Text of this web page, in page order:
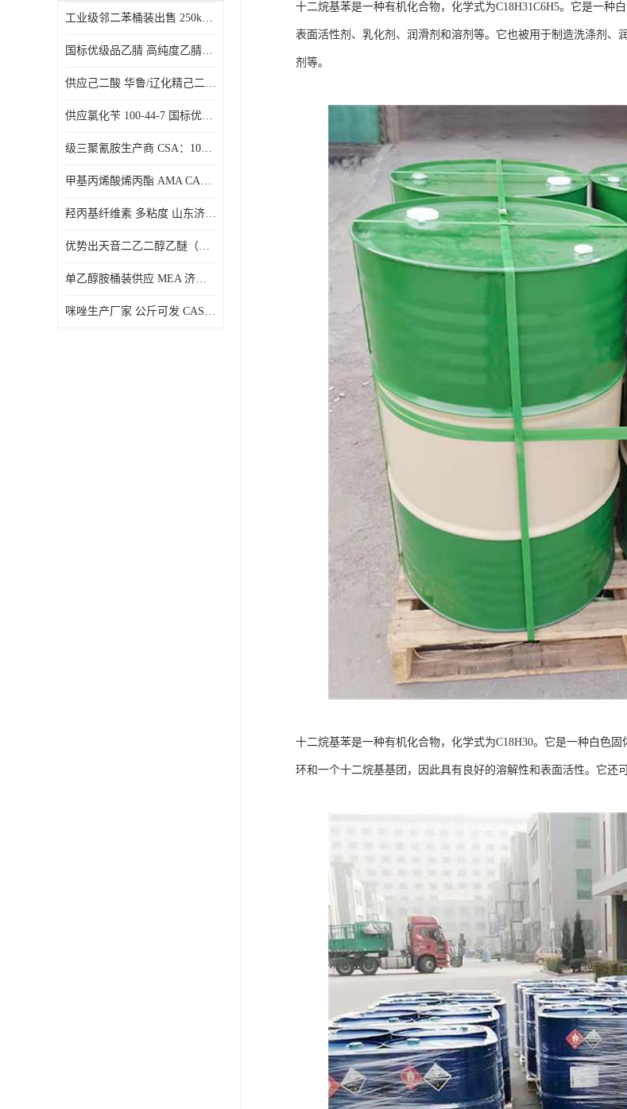
工业级邻二苯桶装出售 250kg/桶 95-50-1
国标优级品乙腈 高纯度乙腈桶装现货160kg桶
供应己二酸 华鲁/辽化精己二酸 大包装可分小包装现货
供应氯化苄 100-44-7 国标优等品苄基氯 一桶起发
级三聚氰胺生产商 CSA：108-78-1 济南发货
甲基丙烯酸烯丙酯 AMA CAS：96-05-9
羟丙基纤维素 多粘度 山东济南仓库发货
优势出天音二乙二醇乙醚（DPE）山东仓库发现货
单乙醇胺桶装供应 MEA 济南仓库发货 厂家
咪唑生产厂家 公斤可发 CAS:288-32-4
十二烷基苯是一种有机化合物，化学式为C18H31C6H5。它是一
表面活性剂、乳化剂、润滑剂和溶剂等。它也被用于制造洗涤剂
剂等。
十二烷基苯是一种有机化合物，化学式为C18H30。它是一种白色
环和一个十二烷基基团，因此具有良好的溶解性和表面活性。它还